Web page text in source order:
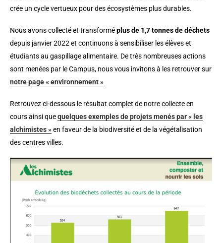
crée un cycle vertueux pour des écosystèmes plus durables.
Nous avons collecté et transforméplus de 1,7 tonnes de déchets
depuis janvier 2022 et continuons à sensibiliser les élèves et
étudiants au gaspillage alimentaire. De très nombreuses actions
sont menées par le Campus, nous vous invitons à les retrouver sur
notre page « environnement »
Retrouvez ci-dessous le résultat complet de notre collecte en
cours ainsi quequelques exemples de projets menés par « les
alchimistes »en faveur de la biodiversité et de la végétalisation
des centres villes.